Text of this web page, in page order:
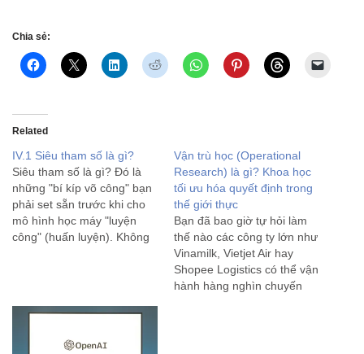
Chia sẻ:
Related
IV.1 Siêu tham số là gì?
Siêu tham số là gì? Đó là
những "bí kíp võ công" bạn
phải set sẵn trước khi cho
mô hình học máy "luyện
công" (huấn luyện). Không
Vận trù học (Operational
Research) là gì? Khoa học
tối ưu hóa quyết định trong
thế giới thực
Bạn đã bao giờ tự hỏi làm
thế nào các công ty lớn như
Vinamilk, Vietjet Air hay
Shopee Logistics có thể vận
hành hàng nghìn chuyến